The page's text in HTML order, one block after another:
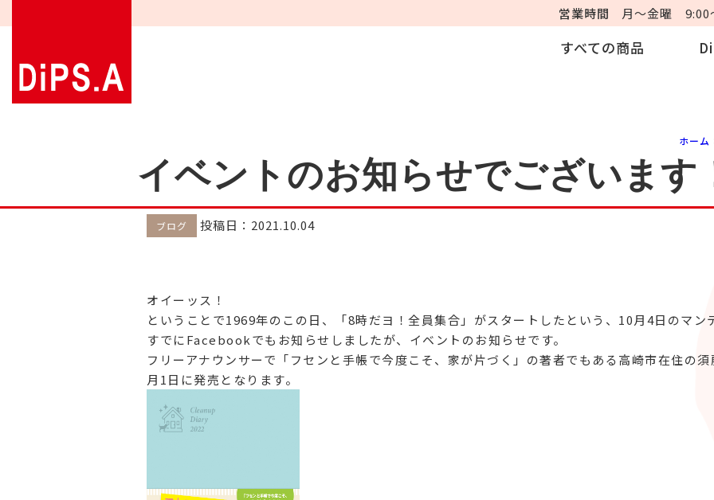
営業時間 月～金曜 9:00
すべての商品
ホーム
イベントのお知らせでございます
ブログ 投稿日：2021.10.04
オイーッス！
ということで1969年のこの日、「8時だヨ！全員集合」がスタートしたという、10月4日のマン
すでにFacebookでもお知らせしましたが、イベントのお知らせです。
フリーアナウンサーで「フセンと手帳で今度こそ、家が片づく」の著者でもある高崎市在住の
月1日に発売となります。